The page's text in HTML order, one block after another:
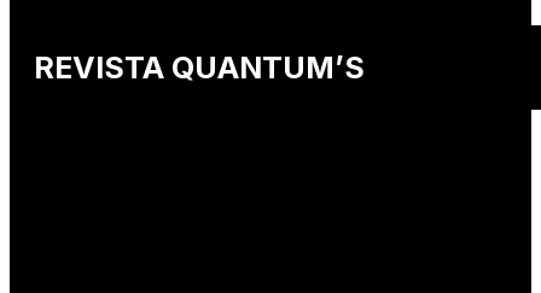
REVISTA QUANTUM’S